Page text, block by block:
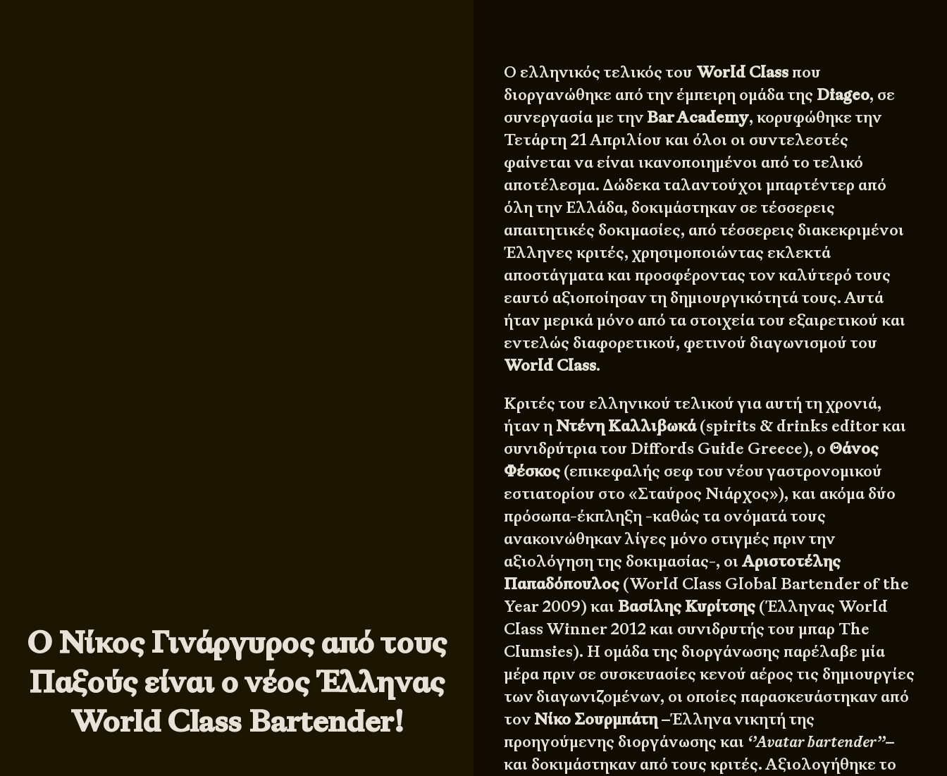
Ο Νίκος Γινάργυρος από τους
Παξούς είναι ο νέος Έλληνας
World Class Bartender!
Ο ελληνικός τελικός του World Class που
διοργανώθηκε από την έμπειρη ομάδα της Diageo, σε
συνεργασία με την Bar Academy, κορυφώθηκε την
Τετάρτη 21 Απριλίου και όλοι οι συντελεστές
φαίνεται να είναι ικανοποιημένοι από το τελικό
αποτέλεσμα. Δώδεκα ταλαντούχοι μπαρτέντερ από
όλη την Ελλάδα, δοκιμάστηκαν σε τέσσερεις
απαιτητικές δοκιμασίες, από τέσσερεις διακεκριμένοι
Έλληνες κριτές, χρησιμοποιώντας εκλεκτά
αποστάγματα και προσφέροντας τον καλύτερό τους
εαυτό αξιοποίησαν τη δημιουργικότητά τους. Αυτά
ήταν μερικά μόνο από τα στοιχεία του εξαιρετικού και
εντελώς διαφορετικού, φετινού διαγωνισμού του
World Class.
Κριτές του ελληνικού τελικού για αυτή τη χρονιά,
ήταν η Ντένη Καλλιβωκά(spirits & drinks editor και
συνιδρύτρια του Diffords Guide Greece), ο Θάνος
Φέσκος (επικεφαλής σεφ του νέου γαστρονομικού
εστιατορίου στο«Σταύρος Νιάρχος»), και ακόμα δύο
πρόσωπα-έκπληξη -καθώς τα ονόματά τους
ανακοινώθηκαν λίγες μόνο στιγμές πριν την
αξιολόγηση της δοκιμασίας-, οιΑριστοτέλης
Παπαδόπουλος (World Class Global Bartender of the
Year 2009) και Βασίλης Κυρίτσης (Έλληνας World
Class Winner 2012 και συνιδρυτής του μπαρ The
Clumsies). Η ομάδα της διοργάνωσης παρέλαβε μία
μέρα πριν σε συσκευασίες κενού αέρος τις δημιουργίες
των διαγωνιζομένων, οι οποίες παρασκευάστηκαν από
τον Νίκο Σουρμπάτη –Έλληνα νικητή της
προηγούμενης διοργάνωσης και ‘’Avatar bartender’’–
και δοκιμάστηκαν από τους κριτές. Αξιολογήθηκε το